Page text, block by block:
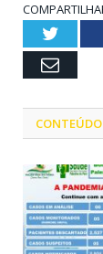
Email